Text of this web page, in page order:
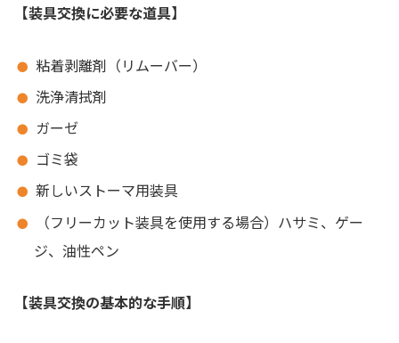
【装具交換に必要な道具】
粘着剥離剤（リムーバー）
洗浄清拭剤
ガーゼ
ゴミ袋
新しいストーマ用装具
（フリーカット装具を使用する場合）ハサミ、ゲー
ジ、油性ペン
【装具交換の基本的な手順】